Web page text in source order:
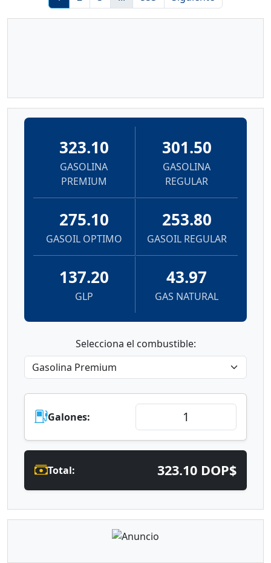
GASOLINA
PREMIUM
GASOLINA
REGULAR
275.10
GASOIL OPTIMO
253.80
GASOIL REGULAR
137.20
GLP
43.97
GAS NATURAL
323.10 DOP$